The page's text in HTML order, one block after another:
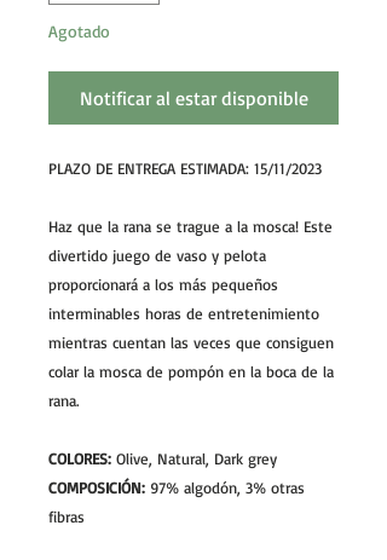
Agotado
Notificar al estar disponible
PLAZO DE ENTREGA ESTIMADA: 15/11/2023
Haz que la rana se trague a la mosca! Este
divertido juego de vaso y pelota
proporcionará a los más pequeños
interminables horas de entretenimiento
mientras cuentan las veces que consiguen
colar la mosca de pompón en la boca de la
rana.
COLORES: Olive, Natural, Dark grey
COMPOSICIÓN: 97% algodón, 3% otras
fibras